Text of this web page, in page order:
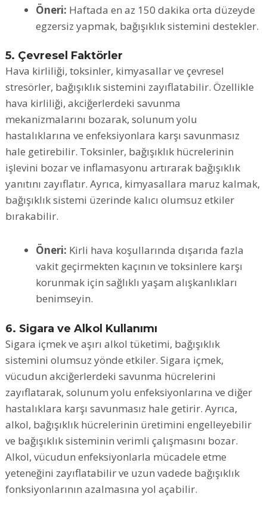
Öneri: Haftada en az 150 dakika orta düzeyde
egzersiz yapmak, bağışıklık sistemini destekler.
5. Çevresel Faktörler
Hava kirliliği, toksinler, kimyasallar ve çevresel
stresörler, bağışıklık sistemini zayıflatabilir. Özellikle
hava kirliliği, akciğerlerdeki savunma
mekanizmalarını bozarak, solunum yolu
hastalıklarına ve enfeksiyonlara karşı savunmasız
hale getirebilir. Toksinler, bağışıklık hücrelerinin
işlevini bozar ve inflamasyonu artırarak bağışıklık
yanıtını zayıflatır. Ayrıca, kimyasallara maruz kalmak,
bağışıklık sistemi üzerinde kalıcı olumsuz etkiler
bırakabilir.
Öneri: Kirli hava koşullarında dışarıda fazla
vakit geçirmekten kaçının ve toksinlere karşı
korunmak için sağlıklı yaşam alışkanlıkları
benimseyin.
6. Sigara ve Alkol Kullanımı
Sigara içmek ve aşırı alkol tüketimi, bağışıklık
sistemini olumsuz yönde etkiler. Sigara içmek,
vücudun akciğerlerdeki savunma hücrelerini
zayıflatarak, solunum yolu enfeksiyonlarına ve diğer
hastalıklara karşı savunmasız hale getirir. Ayrıca,
alkol, bağışıklık hücrelerinin üretimini engelleyebilir
ve bağışıklık sisteminin verimli çalışmasını bozar.
Alkol, vücudun enfeksiyonlarla mücadele etme
yeteneğini zayıflatabilir ve uzun vadede bağışıklık
fonksiyonlarının azalmasına yol açabilir.